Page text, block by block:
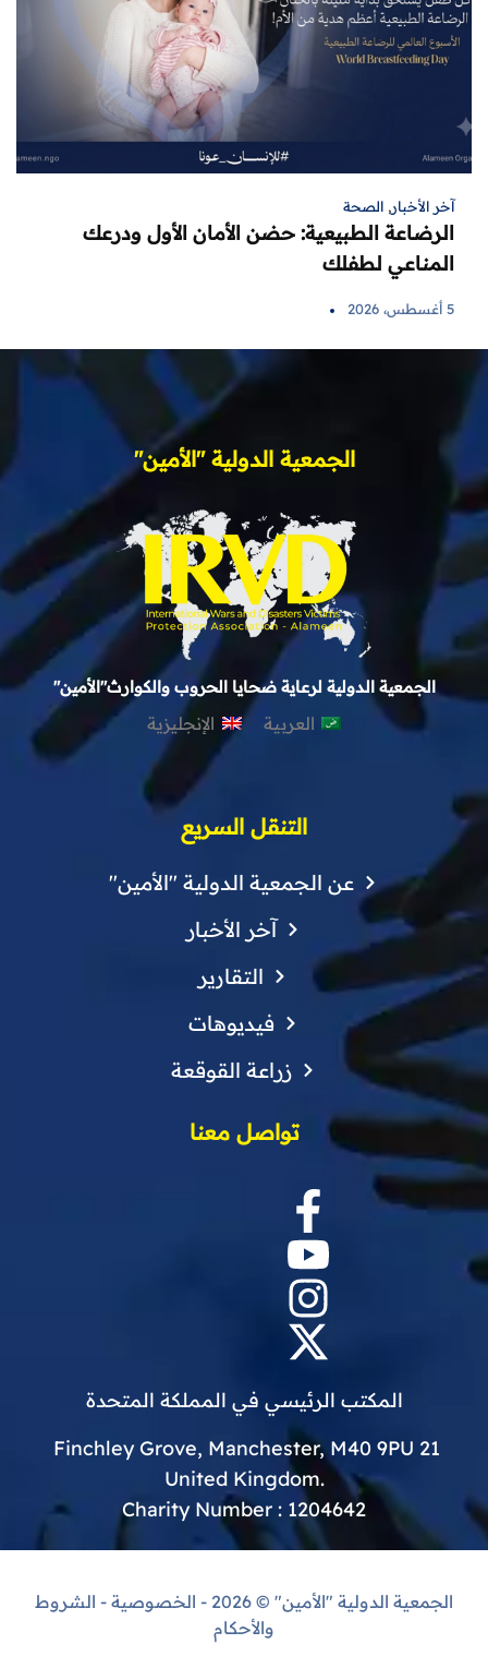
آخر الأخبار, الصحة
الرضاعة الطبيعية: حضن الأمان الأول ودرعك
المناعي لطفلك
5 أغسطس، 2026
الجمعية الدولية "الأمين"
الجمعية الدولية لرعاية ضحايا الحروب والكوارث"الأمين"
العربية الإنجليزية
التنقل السريع
عن الجمعية الدولية "الأمين"
آخر الأخبار
التقارير
فيديوهات
زراعة القوقعة
تواصل معنا
المكتب الرئيسي في المملكة المتحدة
21 Finchley Grove, Manchester, M40 9PU
.United Kingdom
Charity Number : 1204642
الجمعية الدولية "الأمين" © 2026 - الخصوصية - الشروط
والأحكام